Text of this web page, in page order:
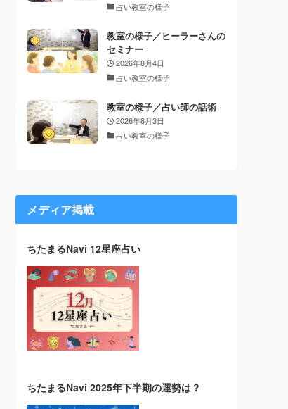
占い教室の様子
教室の様子／ヒーラーさんの
セミナー
2026年8月4日
占い教室の様子
教室の様子／占い師の話術
2026年8月3日
占い教室の様子
メディア掲載
ちたまるNavi 12星座占い
ちたまるNavi 2025年下半期の運勢は？